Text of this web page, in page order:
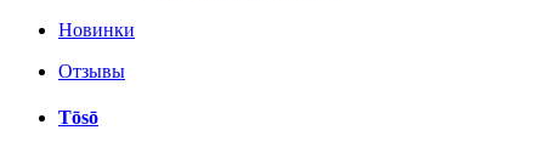
Новинки
Отзывы
Tōsō